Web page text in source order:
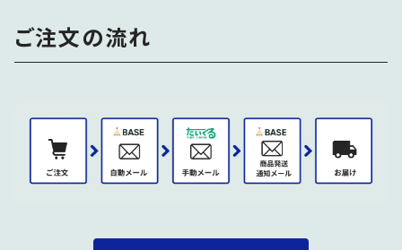
ご注文の流れ